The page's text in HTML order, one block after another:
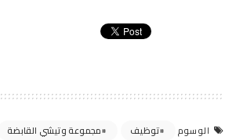
الوسوم توظيف مجموعة وتيشي القابضة